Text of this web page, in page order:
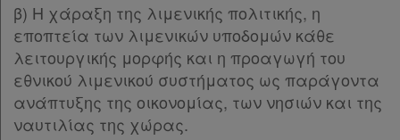
Χρήσιμα
Assistant
Νομολογία
Άρθρο 9
Άρθρο 10
Άρθρο 11 [-]
Παρ.1
Παρ.2
Παρ.3
β) Η χάραξη της λιμενικής πολιτικής, η
εποπτεία των λιμενικών υποδομών κάθε
λειτουργικής μορφής και η προαγωγή του
εθνικού λιμενικού συστήματος ως παράγοντα
ανάπτυξης της οικονομίας, των νησιών και της
ναυτιλίας της χώρας.